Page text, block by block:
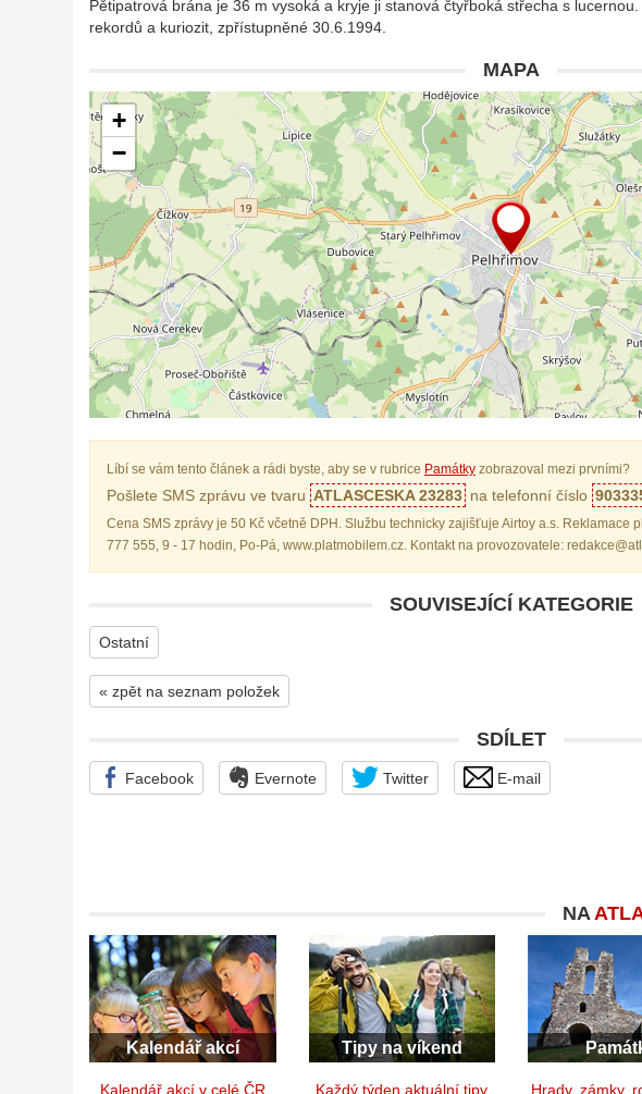
Pětipatrová brána je 36 m vysoká a kryje ji stanová čtyřboká střecha s
rekordů a kuriozit, zpřístupněné 30.6.1994.
MAPA
+
−
Líbí se vám tento článek a rádi byste, aby se v rubrice Památky zobrazoval mezi prvními?
Pošlete SMS zprávu ve tvaru ATLASCESKA 23283 na telefonní číslo
Cena SMS zprávy je 50 Kč včetně DPH. Službu technicky zajišťuje Airtoy a.s. Reklamace
777 555, 9 - 17 hodin, Po-Pá, www.platmobilem.cz. Kontakt na provozovatele:
SOUVISEJÍCÍ KATEGORIE
Ostatní
« zpět na seznam položek
SDÍLET
Facebook Evernote Twitter E-mail
NA
Kalendář akcí
Kalendář akcí v celé ČR
Tipy na víkend
Každý týden aktuální tipy Hrady, zámky,